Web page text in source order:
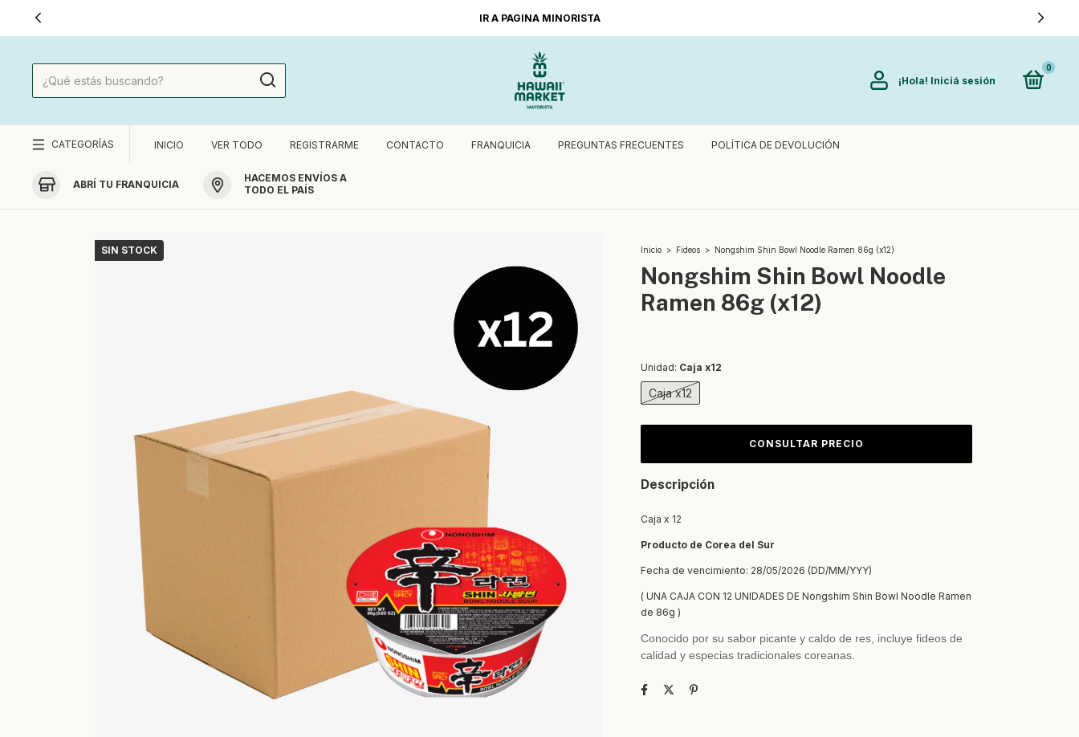
¡Hola! Iniciá sesión
0
CATEGORÍAS INICIO VER TODO REGISTRARME CONTACTO FRANQUICIA PREGUNTAS FRECUENTES POLÍTICA DE DEVOLUCIÓN
ABRÍ TU FRANQUICIA
HACEMOS ENVÍOS A
TODO EL PAÍS
SIN STOCK Inicio > Fideos > Nongshim Shin Bowl Noodle Ramen 86g (x12)
Nongshim Shin Bowl Noodle
Ramen 86g (x12)
Unidad: Caja x12
Caja x12
Descripción
Caja x 12
Producto de Corea del Sur
Fecha de vencimiento: 28/05/2026 (DD/MM/YYY)
( UNA CAJA CON 12 UNIDADES DE Nongshim Shin Bowl Noodle Ramen
de 86g )
Conocido por su sabor picante y caldo de res, incluye fideos de
calidad y especias tradicionales coreanas.